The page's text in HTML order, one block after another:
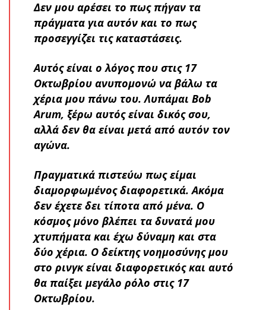
Δεν μου αρέσει το πως πήγαν τα
πράγματα για αυτόν και το πως
προσεγγίζει τις καταστάσεις.
Αυτός είναι ο λόγος που στις 17
Οκτωβρίου ανυπομονώ να βάλω τα
χέρια μου πάνω του. Λυπάμαι Bob
Arum, ξέρω αυτός είναι δικός σου,
αλλά δεν θα είναι μετά από αυτόν τον
αγώνα.
Πραγματικά πιστεύω πως είμαι
διαμορφωμένος διαφορετικά. Ακόμα
δεν έχετε δει τίποτα από μένα. Ο
κόσμος μόνο βλέπει τα δυνατά μου
χτυπήματα και έχω δύναμη και στα
δύο χέρια. Ο δείκτης νοημοσύνης μου
στο ρινγκ είναι διαφορετικός και αυτό
θα παίξει μεγάλο ρόλο στις 17
Οκτωβρίου.